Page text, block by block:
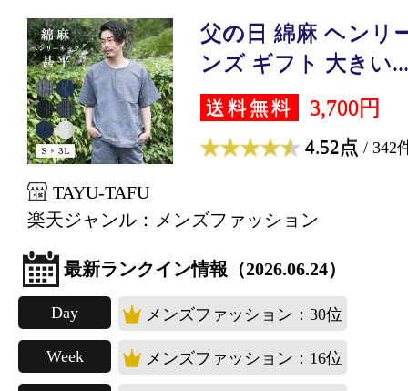
父の日 綿麻 ヘンリ
ンズ ギフト 大きい...
送料無料 3,700円
4.52点 / 342
TAYU-TAFU
楽天ジャンル：メンズファッション
最新ランクイン情報（2026.06.24）
Day メンズファッション：30位
Week メンズファッション：16位